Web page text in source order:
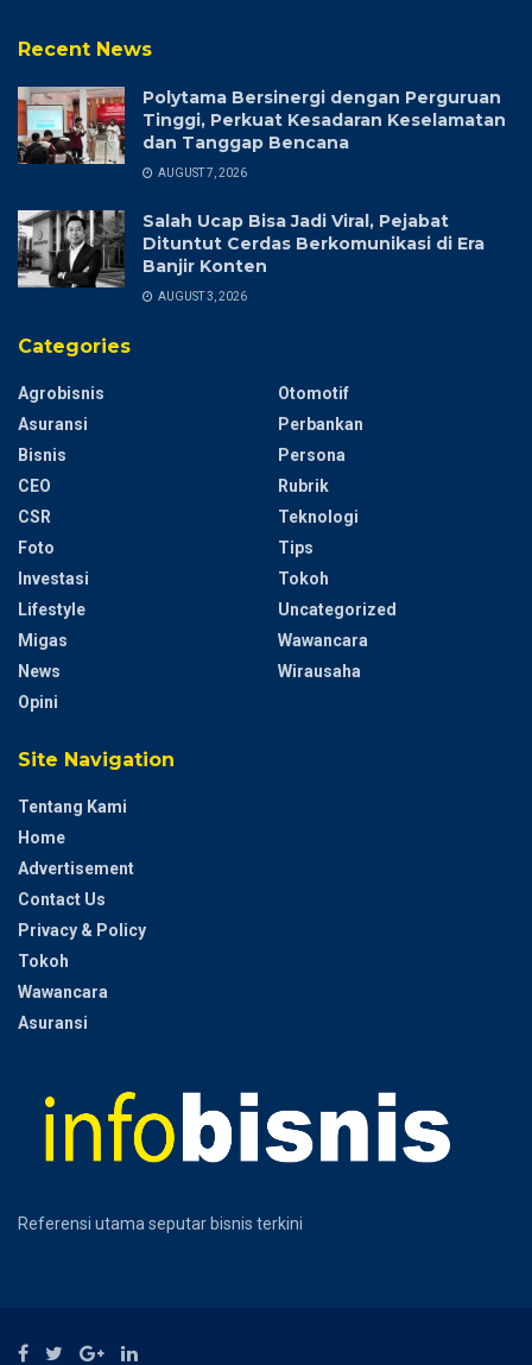
Recent News
Polytama Bersinergi dengan Perguruan
Tinggi, Perkuat Kesadaran Keselamatan
dan Tanggap Bencana
AUGUST 7, 2026
Salah Ucap Bisa Jadi Viral, Pejabat
Dituntut Cerdas Berkomunikasi di Era
Banjir Konten
AUGUST 3, 2026
Categories
Agrobisnis
Asuransi
Bisnis
CEO
CSR
Foto
Investasi
Lifestyle
Migas
News
Opini
Otomotif
Perbankan
Persona
Rubrik
Teknologi
Tips
Tokoh
Uncategorized
Wawancara
Wirausaha
Site Navigation
Tentang Kami
Home
Advertisement
Contact Us
Privacy & Policy
Tokoh
Wawancara
Asuransi
Referensi utama seputar bisnis terkini